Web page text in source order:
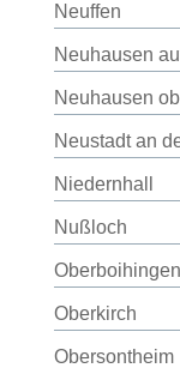
Neuffen
Neuhausen
Neuhausen
Neustadt an
Niedernhall
Nußloch
Oberboihingen
Oberkirch
Obersontheim